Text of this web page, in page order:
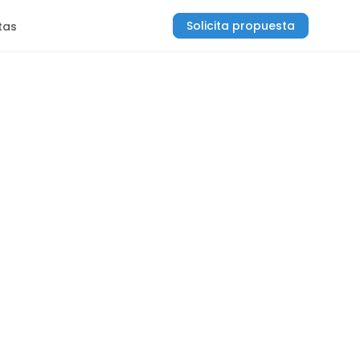
Solicita propuesta